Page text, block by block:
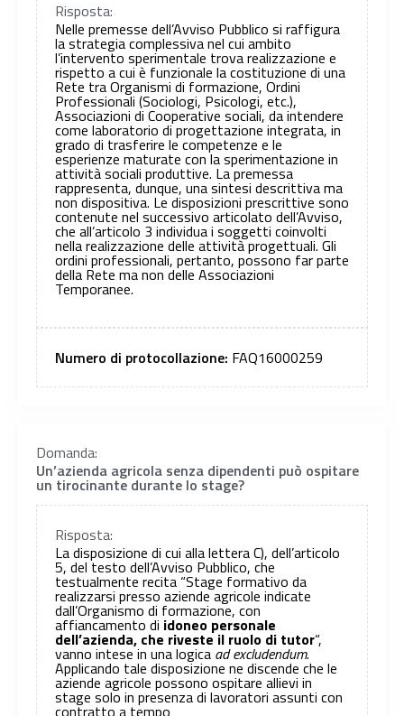
Risposta:
Nelle premesse dell’Avviso Pubblico si raffigura
la strategia complessiva nel cui ambito
l’intervento sperimentale trova realizzazione e
rispetto a cui è funzionale la costituzione di una
Rete tra Organismi di formazione, Ordini
Professionali (Sociologi, Psicologi, etc.),
Associazioni di Cooperative sociali, da intendere
come laboratorio di progettazione integrata, in
grado di trasferire le competenze e le
esperienze maturate con la sperimentazione in
attività sociali produttive. La premessa
rappresenta, dunque, una sintesi descrittiva ma
non dispositiva. Le disposizioni prescrittive sono
contenute nel successivo articolato dell’Avviso,
che all’articolo 3 individua i soggetti coinvolti
nella realizzazione delle attività progettuali. Gli
ordini professionali, pertanto, possono far parte
della Rete ma non delle Associazioni
Temporanee.
Numero di protocollazione: FAQ16000259
Domanda:
Un’azienda agricola senza dipendenti può ospitare
un tirocinante durante lo stage?
Risposta:
La disposizione di cui alla lettera C), dell’articolo
5, del testo dell’Avviso Pubblico, che
testualmente recita “Stage formativo da
realizzarsi presso aziende agricole indicate
dall’Organismo di formazione, con
affiancamento di idoneo personale
dell’azienda, che riveste il ruolo di tutor“,
vanno intese in una logica ad excludendum.
Applicando tale disposizione ne discende che le
aziende agricole possono ospitare allievi in
stage solo in presenza di lavoratori assunti con